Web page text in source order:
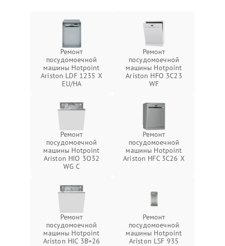
Ремонт
посудомоечной
машины Hotpoint
Ariston LDF 1235 X
EU/HA
Ремонт
посудомоечной
машины Hotpoint
Ariston HFO 3C23
WF
Ремонт
посудомоечной
машины Hotpoint
Ariston HIO 3O32
WG C
Ремонт
посудомоечной
машины Hotpoint
Ariston HFC 3C26 X
Ремонт
посудомоечной
машины Hotpoint
Ariston HIC 3B+26
Ремонт
посудомоечной
машины Hotpoint
Ariston LSF 935